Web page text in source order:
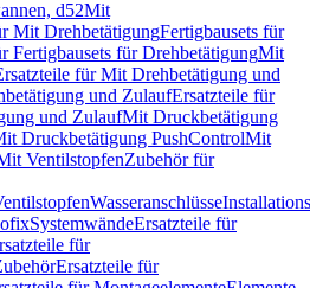
d52Mit
Mit DrehbetätigungFertigbausets für
Fertigbausets für DrehbetätigungMit
für Mit Drehbetätigung und
und ZulaufErsatzteile für
und ZulaufMit Druckbetätigung
Druckbetätigung PushControlMit
VentilstopfenZubehör für
Wasseranschlüsse
SystemwändeErsatzteile für
für
Ersatzteile für